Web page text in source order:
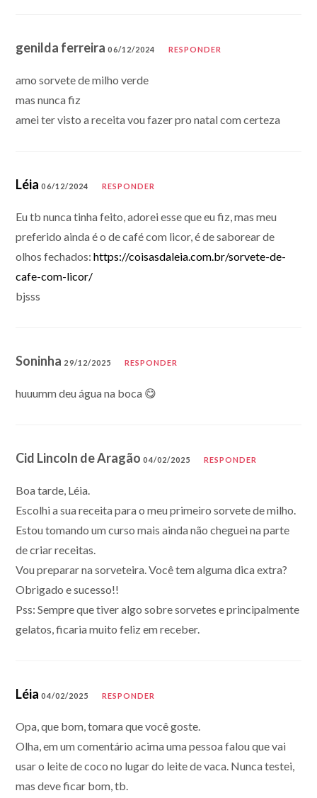
genilda ferreira06/12/2024 RESPONDER
amo sorvete de milho verde
mas nunca fiz
amei ter visto a receita vou fazer pro natal com certeza
Léia 06/12/2024 RESPONDER
Eu tb nunca tinha feito, adorei esse que eu fiz, mas meu
preferido ainda é o de café com licor, é de saborear de
olhos fechados:https://coisasdaleia.com.br/sorvete-de-
cafe-com-licor/
bjsss
Soninha 29/12/2025 RESPONDER
huuumm deu água na boca 😋
Cid Lincoln de Aragão04/02/2025 RESPONDER
Boa tarde, Léia.
Escolhi a sua receita para o meu primeiro sorvete de milho.
Estou tomando um curso mais ainda não cheguei na parte
de criar receitas.
Vou preparar na sorveteira. Você tem alguma dica extra?
Obrigado e sucesso!!
Pss: Sempre que tiver algo sobre sorvetes e principalmente
gelatos, ficaria muito feliz em receber.
Léia 04/02/2025 RESPONDER
Opa, que bom, tomara que você goste.
Olha, em um comentário acima uma pessoa falou que vai
usar o leite de coco no lugar do leite de vaca. Nunca testei,
mas deve ficar bom, tb.